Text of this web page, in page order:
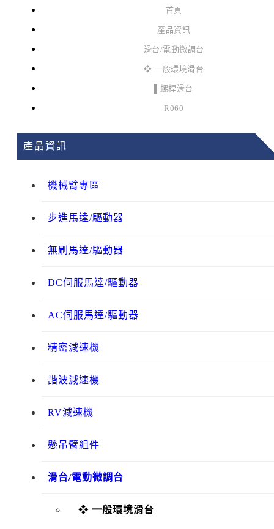
首頁
產品資訊
滑台/電動微調台
❖ 一般環境滑台
▌螺桿滑台
R060
產品資訊
機械臂專區
步進馬達/驅動器
無刷馬達/驅動器
DC伺服馬達/驅動器
AC伺服馬達/驅動器
精密減速機
諧波減速機
RV減速機
懸吊臂組件
滑台/電動微調台
❖ 一般環境滑台